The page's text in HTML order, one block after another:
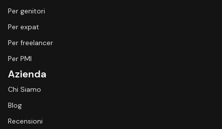
Per genitori
Per expat
Per freelancer
Per PMI
Azienda
Chi Siamo
Blog
Recensioni